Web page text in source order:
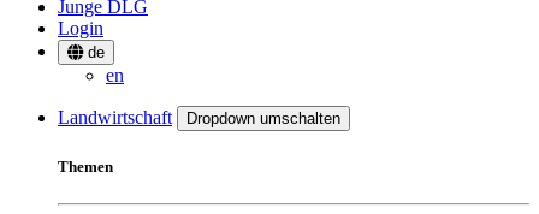
Junge DLG
Login
de
en
Landwirtschaft Dropdown umschalten
Themen